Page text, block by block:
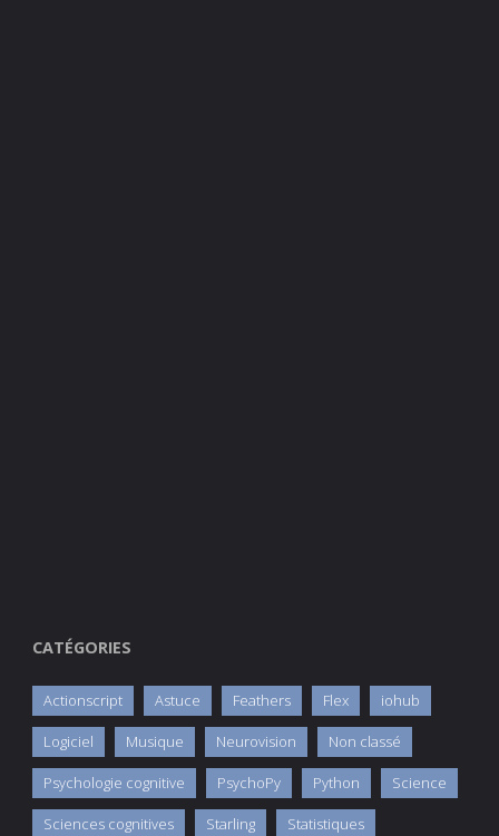
CATÉGORIES
Actionscript Astuce Feathers Flex iohub
Logiciel Musique Neurovision Non classé
Psychologie cognitive PsychoPy Python Science
Sciences cognitives Starling Statistiques